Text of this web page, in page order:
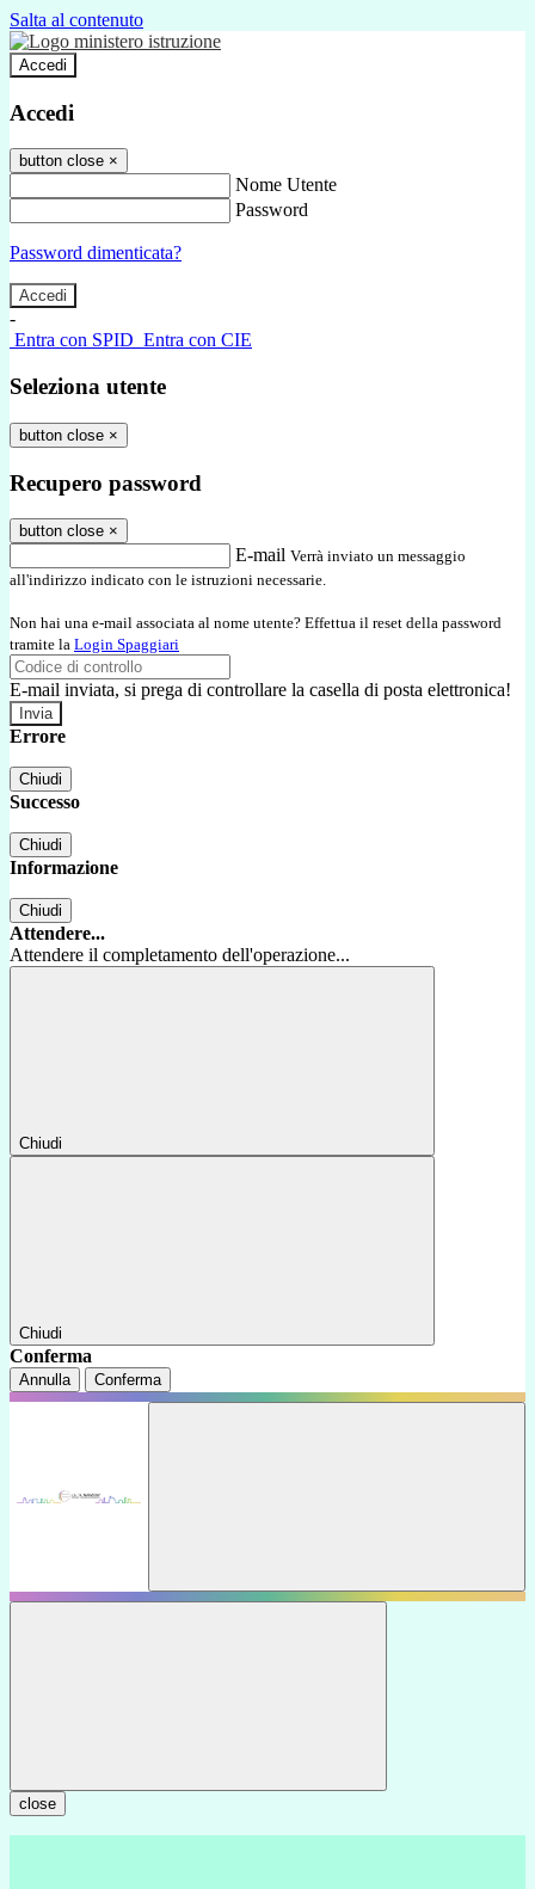
Salta al contenuto
Accedi
Accedi
button close ×
Nome Utente
Password
Password dimenticata?
-
Entra con SPID Entra con CIE
Seleziona utente
button close ×
Recupero password
button close ×
E-mail Verrà inviato un messaggio
all'indirizzo indicato con le istruzioni necessarie.
Non hai una e-mail associata al nome utente? Effettua il reset della password
tramite la Login Spaggiari
E-mail inviata, si prega di controllare la casella di posta elettronica!
Errore
Chiudi
Successo
Chiudi
Informazione
Chiudi
Attendere...
Attendere il completamento dell'operazione...
Chiudi
Chiudi
Conferma
Annulla Conferma
close